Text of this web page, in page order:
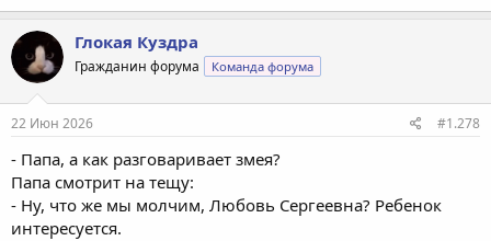
Глокая Куздра
Гражданин форума Команда форума
22 Июн 2026 #1.278
- Папа, а как разговаривает змея?
Папа смотрит на тещу:
- Ну, что же мы молчим, Любовь Сергеевна? Ребенок
интересуется.